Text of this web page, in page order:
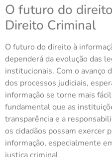
O futuro do
Direito Criminal
O futuro do direito à
dependerá da evolução das
institucionais. Com o avanço
dos processos judiciais,
informação se torne mais
fundamental que as
transparência e a
os cidadãos possam exercer
informação, especialmente